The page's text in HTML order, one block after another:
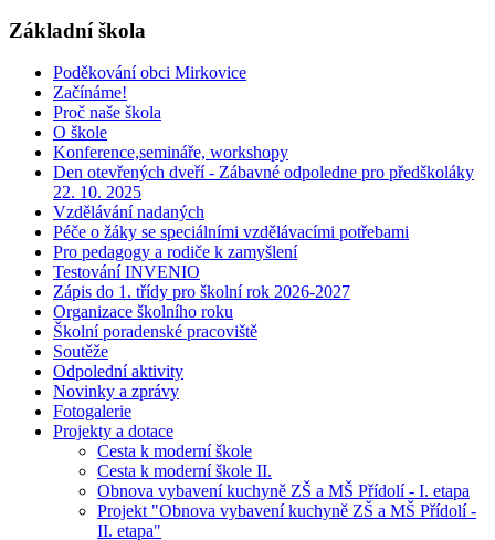
Základní škola
Poděkování obci Mirkovice
Začínáme!
Proč naše škola
O škole
Konference,semináře, workshopy
Den otevřených dveří - Zábavné odpoledne pro předškoláky
22. 10. 2025
Vzdělávání nadaných
Péče o žáky se speciálními vzdělávacími potřebami
Pro pedagogy a rodiče k zamyšlení
Testování INVENIO
Zápis do 1. třídy pro školní rok 2026-2027
Organizace školního roku
Školní poradenské pracoviště
Soutěže
Odpolední aktivity
Novinky a zprávy
Fotogalerie
Projekty a dotace
Cesta k moderní škole
Cesta k moderní škole II.
Obnova vybavení kuchyně ZŠ a MŠ Přídolí - I. etapa
Projekt "Obnova vybavení kuchyně ZŠ a MŠ Přídolí -
II. etapa"